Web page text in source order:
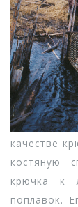
качестве
костяную
крючка к
поплавок.